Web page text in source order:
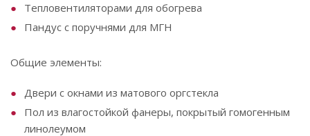
Тепловентиляторами для обогрева
Пандус с поручнями для МГН
Общие элементы:
Двери с окнами из матового оргстекла
Пол из влагостойкой фанеры, покрытый гомогенным
линолеумом